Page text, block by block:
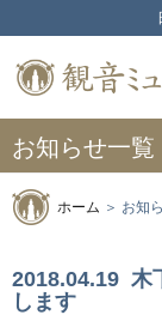
to
content
お知らせ一覧
ホーム ＞ お知
2018.04.19 木
します